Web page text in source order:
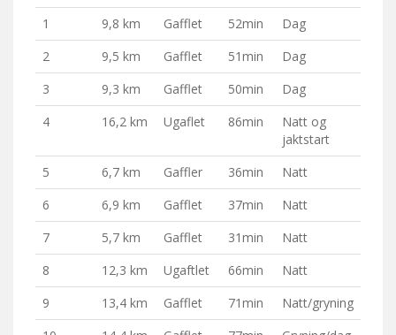
1 9,8 km Gafflet 52min
Dag
2
9,5 km Gafflet 51min
Dag
3
9,3 km Gafflet 50min
Dag
4
16,2 km Ugaflet 86min
Natt og
jaktstart
5
6,7 km Gaffler 36min
Natt
6
6,9 km Gafflet 37min
Natt
7
5,7 km Gafflet 31min
Natt
8
12,3 km Ugaftlet 66min
Natt
9
13,4 km Gafflet 71min
Natt/gryning